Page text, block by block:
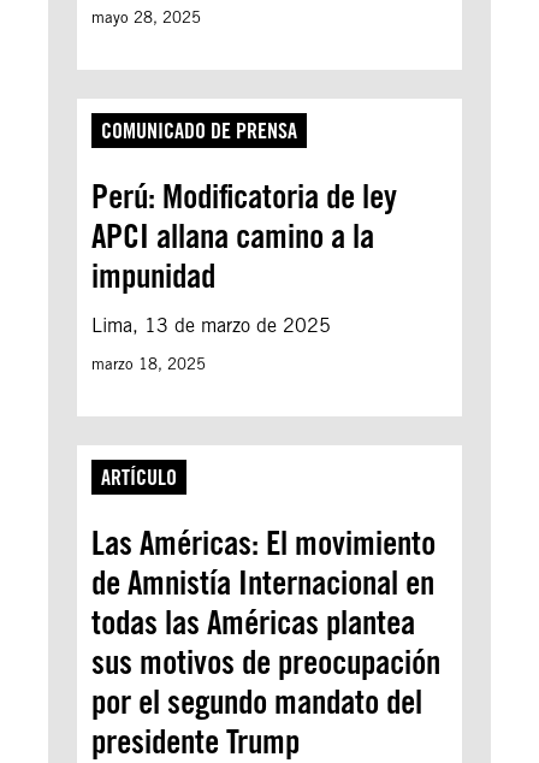
mayo 28, 2025
COMUNICADO DE PRENSA
Perú: Modificatoria de ley
APCI allana camino a la
impunidad
Lima, 13 de marzo de 2025
marzo 18, 2025
ARTÍCULO
Las Américas: El movimiento
de Amnistía Internacional en
todas las Américas plantea
sus motivos de preocupación
por el segundo mandato del
presidente Trump